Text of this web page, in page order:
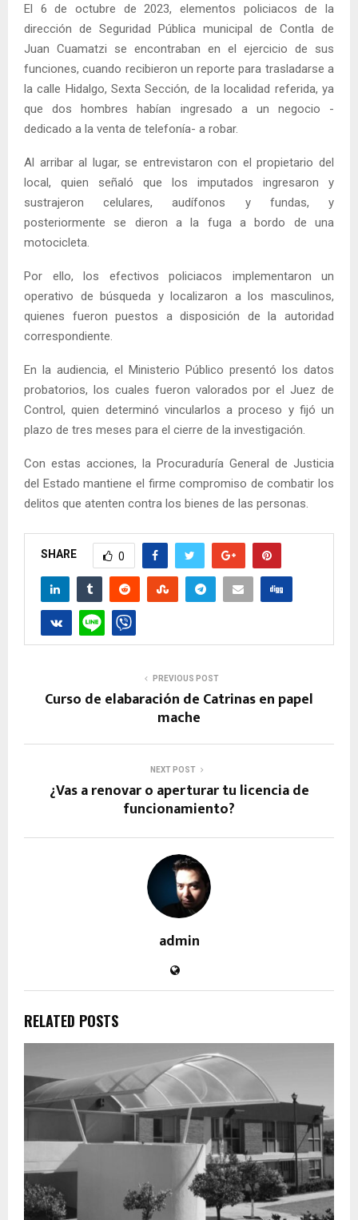
El 6 de octubre de 2023, elementos policiacos de la
dirección de Seguridad Pública municipal de Contla de
Juan Cuamatzi se encontraban en el ejercicio de sus
funciones, cuando recibieron un reporte para trasladarse a
la calle Hidalgo, Sexta Sección, de la localidad referida, ya
que dos hombres habían ingresado a un negocio -
dedicado a la venta de telefonía- a robar.
Al arribar al lugar, se entrevistaron con el propietario del
local, quien señaló que los imputados ingresaron y
sustrajeron celulares, audífonos y fundas, y
posteriormente se dieron a la fuga a bordo de una
motocicleta.
Por ello, los efectivos policiacos implementaron un
operativo de búsqueda y localizaron a los masculinos,
quienes fueron puestos a disposición de la autoridad
correspondiente.
En la audiencia, el Ministerio Público presentó los datos
probatorios, los cuales fueron valorados por el Juez de
Control, quien determinó vincularlos a proceso y fijó un
plazo de tres meses para el cierre de la investigación.
Con estas acciones, la Procuraduría General de Justicia
del Estado mantiene el firme compromiso de combatir los
delitos que atenten contra los bienes de las personas.
SHARE 0
PREVIOUS POST
Curso de elabaración de Catrinas en papel
mache
NEXT POST
¿Vas a renovar o aperturar tu licencia de
funcionamiento?
admin
RELATED POSTS